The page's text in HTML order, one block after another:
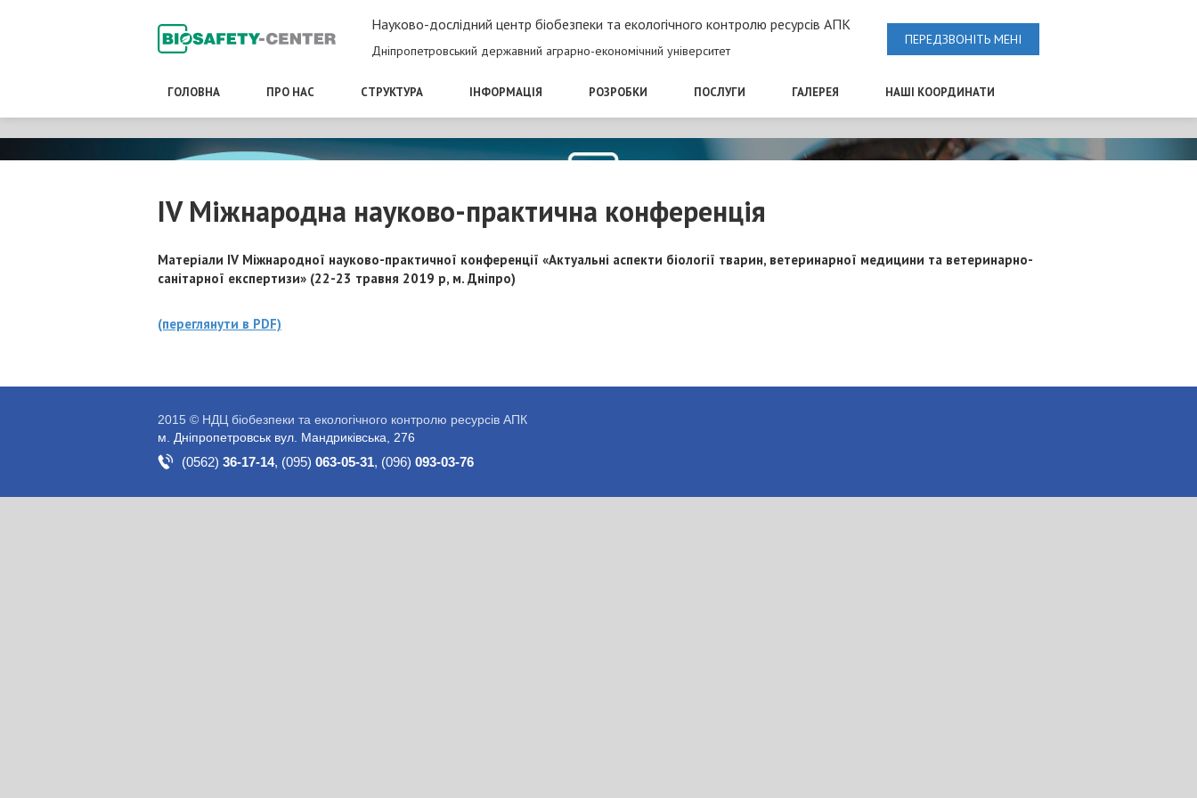
Науково-дослідний центр біобезпеки та екологічного контролю ресурсів АПК
Дніпропетровський державний аграрно-економічний університет
ПЕРЕДЗВОНІТЬ МЕНІ
ГОЛОВНА ПРО НАС СТРУКТУРА ІНФОРМАЦІЯ РОЗРОБКИ ПОСЛУГИ ГАЛЕРЕЯ НАШІ КООРДИНАТИ
IV Міжнародна науково-практична конференція
Матеріали IV Міжнародної науково-практичної конференції «Актуальні аспекти біології тварин, ветеринарної медицини та ветеринарно-
санітарної експертизи» (22-23 травня 2019 р, м. Дніпро)
(переглянути в PDF)
2015 © НДЦ біобезпеки та екологічного контролю ресурсів АПК
м. Дніпропетровськ вул. Мандриківська, 276
(0562) 36-17-14, (095) 063-05-31, (096) 093-03-76